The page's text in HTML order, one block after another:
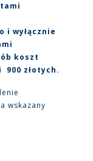
i wyłącznie
koszt
złotych.
wskazany